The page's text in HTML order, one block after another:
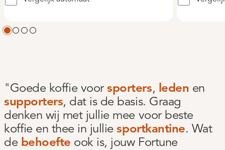
"Goede koffie voorsporters, leden en
supporters, dat is de basis. Graag
denken wij met jullie mee voor beste
koffie en thee in julliesportkantine. Wat
de behoefte ook is, jouw Fortune